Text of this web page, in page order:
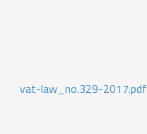
vat-law_no.329-2017.pdf